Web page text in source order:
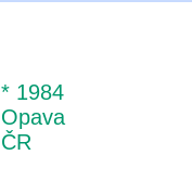
* 1984
Opava
ČR